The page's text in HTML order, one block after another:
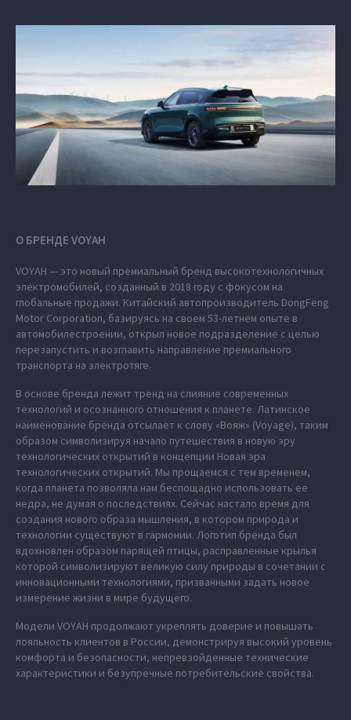
О БРЕНДЕ VOYAH
VOYAH — это новый премиальный бренд высокотехнологичных
электромобилей, созданный в 2018 году с фокусом на
глобальные продажи. Китайский автопроизводитель DongFeng
Motor Corporation, базируясь на своем 53-летнем опыте в
автомобилестроении, открыл новое подразделение с целью
перезапустить и возглавить направление премиального
транспорта на электротяге.
В основе бренда лежит тренд на слияние современных
технологий и осознанного отношения к планете. Латинское
наименование бренда отсылает к слову «Вояж» (Voyage), таким
образом символизируя начало путешествия в новую эру
технологических открытий в концепции Новая эра
технологических открытий. Мы прощаемся с тем временем,
когда планета позволяла нам беспощадно использовать ее
недра, не думая о последствиях. Сейчас настало время для
создания нового образа мышления, в котором природа и
технологии существуют в гармонии. Логотип бренда был
вдохновлен образом парящей птицы, расправленные крылья
которой символизируют великую силу природы в сочетании с
инновационными технологиями, призванными задать новое
измерение жизни в мире будущего.
Модели VOYAH продолжают укреплять доверие и повышать
лояльность клиентов в России, демонстрируя высокий уровень
комфорта и безопасности, непревзойденные технические
характеристики и безупречные потребительские свойства.